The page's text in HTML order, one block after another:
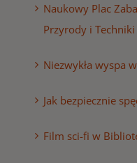
Naukowy Plac
Przyrody i
Niezwykła wyspa
Jak bezpiecznie
Film sci-fi w